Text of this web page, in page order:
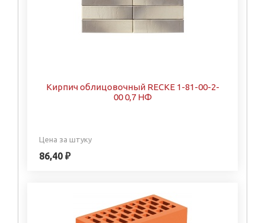
Кирпич облицовочный RECKE 1-81-00-2-
00 0,7 НФ
Цена за штуку
86,40 ₽